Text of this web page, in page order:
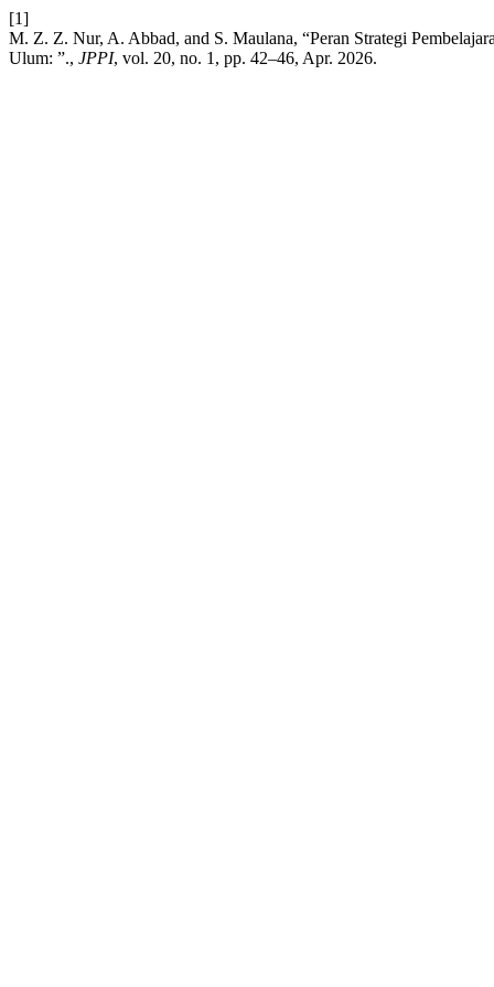
[1]
M. Z. Z. Nur, A. Abbad, and S. Maulana, “Peran Strategi
Ulum: ”., JPPI, vol. 20, no. 1, pp. 42–46, Apr. 2026.